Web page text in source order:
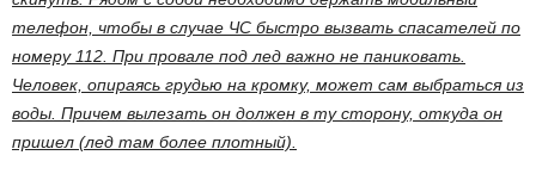
телефон, чтобы в случае ЧС быстро вызвать спасателей по
номеру 112. При провале под лед важно не паниковать.
Человек, опираясь грудью на кромку, может сам выбраться из
воды. Причем вылезать он должен в ту сторону, откуда он
пришел (лед там более плотный).